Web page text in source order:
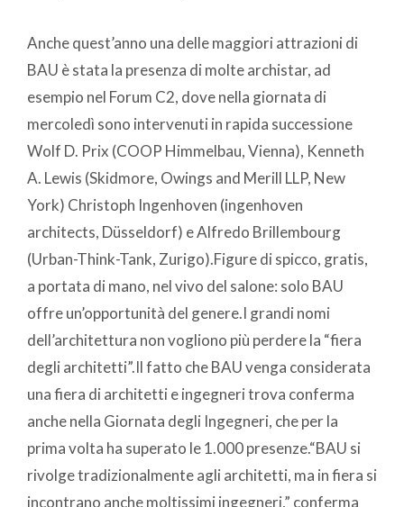
Anche quest’anno una delle maggiori attrazioni di
BAU è stata la presenza di molte archistar, ad
esempio nel Forum C2, dove nella giornata di
mercoledì sono intervenuti in rapida successione
Wolf D. Prix (COOP Himmelbau, Vienna), Kenneth
A. Lewis (Skidmore, Owings and Merill LLP, New
York) Christoph Ingenhoven (ingenhoven
architects, Düsseldorf) e Alfredo Brillembourg
(Urban-Think-Tank, Zurigo).Figure di spicco, gratis,
a portata di mano, nel vivo del salone: solo BAU
offre un’opportunità del genere.I grandi nomi
dell’architettura non vogliono più perdere la “fiera
degli architetti”.Il fatto che BAU venga considerata
una fiera di architetti e ingegneri trova conferma
anche nella Giornata degli Ingegneri, che per la
prima volta ha superato le 1.000 presenze.“BAU si
rivolge tradizionalmente agli architetti, ma in fiera si
incontrano anche moltissimi ingegneri,” conferma